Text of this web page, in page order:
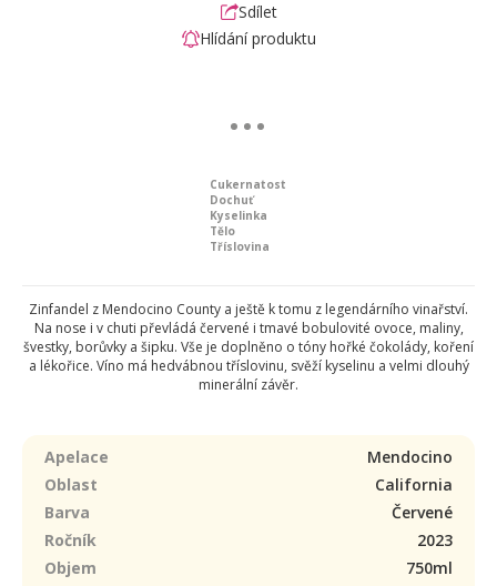
Sdílet
Hlídání produktu
Cukernatost
Dochuť
Kyselinka
Tělo
Tříslovina
Zinfandel z Mendocino County a ještě k tomu z legendárního vinařství.
Na nose i v chuti převládá červené i tmavé bobulovité ovoce, maliny,
švestky, borůvky a šipku. Vše je doplněno o tóny hořké čokolády, koření
a lékořice. Víno má hedvábnou tříslovinu, svěží kyselinu a velmi dlouhý
minerální závěr.
Apelace
Mendocino
Oblast
California
Barva
Červené
Ročník
2023
Objem
750ml